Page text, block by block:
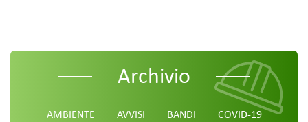
Archivio
AMBIENTE AVVISI BANDI
COVID-19